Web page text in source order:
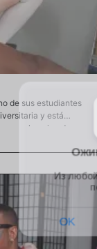
de sus estudiantes
y está
en el equipo de
al final del día del Dr.
las respuestas al
ha dejado una mancha
admitir que el Dr.
y se pone de pie para
poniéndose de rodillas